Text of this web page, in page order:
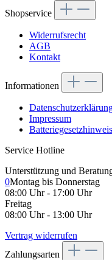
Shopservice
Widerrufsrecht
AGB
Kontakt
Informationen
Impressum
Service Hotline
Unterstützung und
0Montag bis Donnerstag
08:00 Uhr - 17:00 Uhr
Freitag
08:00 Uhr - 13:00 Uhr
Vertrag widerrufen
Zahlungsarten